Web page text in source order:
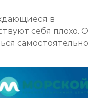
в
себя плохо.